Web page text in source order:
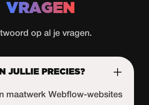
VRAGEN
op al je vragen.
JULLIE PRECIES?
maatwerk Webflow-websites